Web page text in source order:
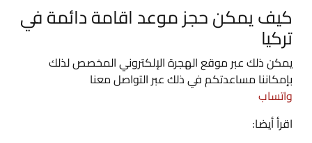
كيف يمكن حجز موعد اقامة دائمة في
تركيا
يمكن ذلك عبر موقع الهجرة الإلكتروني المخصص لذلك
بإمكاننا مساعدتكم في ذلك عبر التواصل معنا
واتساب
اقرأ أيضا: